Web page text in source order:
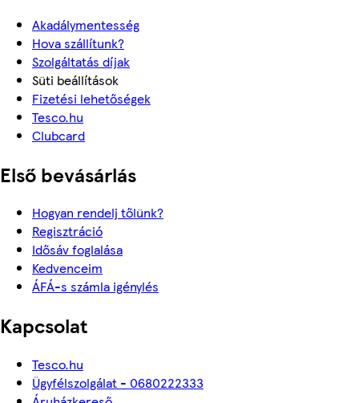
Akadálymentesség
Hova szállítunk?
Szolgáltatás díjak
Süti beállítások
Fizetési lehetőségek
Tesco.hu
Clubcard
Első bevásárlás
Hogyan rendelj tőlünk?
Regisztráció
Idősáv foglalása
Kedvenceim
ÁFÁ-s számla igénylés
Kapcsolat
Tesco.hu
Ügyfélszolgálat - 0680222333